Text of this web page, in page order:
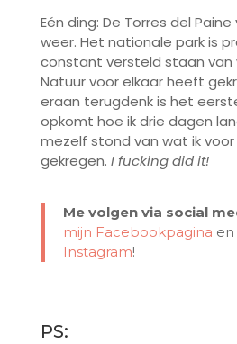
Eén ding: De Torres del
weer. Het nationale park is
constant versteld staan van
Natuur voor elkaar heeft
eraan terugdenk is het
opkomt hoe ik drie dagen
mezelf stond van wat ik voor
gekregen. I fucking did it!
Me volgen via social
mijn Facebookpagina en
Instagram!
PS: